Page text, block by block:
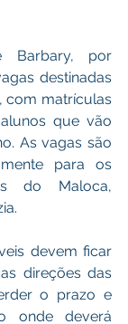
Barbary, por
destinadas
com matrículas
que vão
As vagas são
para os
do Maloca,
direções das
o prazo e
onde deverá